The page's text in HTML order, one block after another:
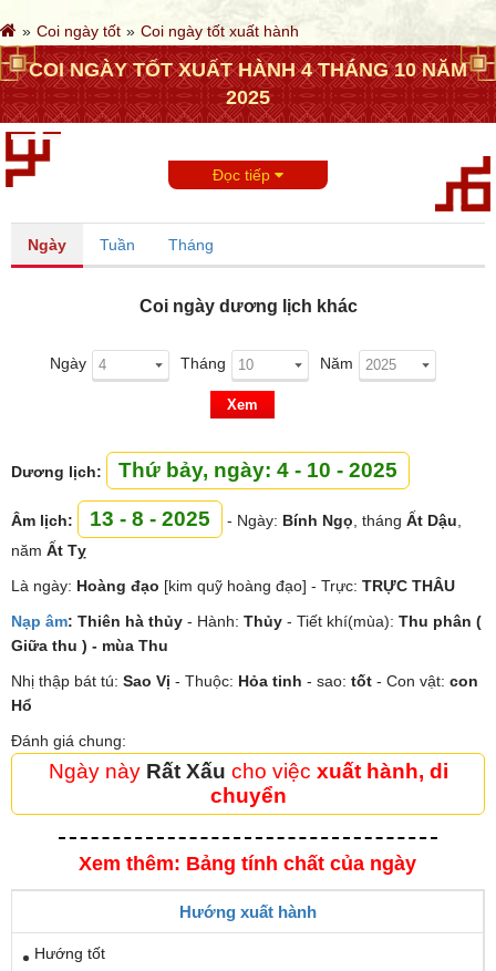
Coi ngày tốt Coi ngày tốt xuất hành
COI NGÀY TỐT XUẤT HÀNH 4 THÁNG 10 NĂM
2025
Đọc tiếp
Ngày Tuần Tháng
Coi ngày dương lịch khác
Ngày Tháng Năm
Xem
Dương lịch: Thứ bảy, ngày: 4 - 10 - 2025
Âm lịch: 13 - 8 - 2025 - Ngày: Bính Ngọ , tháng Ất Dậu
năm Ất Tỵ
Là ngày: Hoàng đạo [kim quỹ hoàng đạo] - Trực: TRỰC THÂU
Nạp âm: Thiên hà thủy - Hành: Thủy - Tiết khí(mùa): Thu phân (
Giữa thu ) - mùa Thu
Nhị thập bát tú: Sao Vị - Thuộc: Hỏa tinh - sao: tốt - Con vật: con
Hổ
Đánh giá chung:
Ngày này Rất Xấu cho việc xuất hành, di
chuyển
Xem thêm: Bảng tính chất của ngày
Hướng xuất hành
Hướng tốt